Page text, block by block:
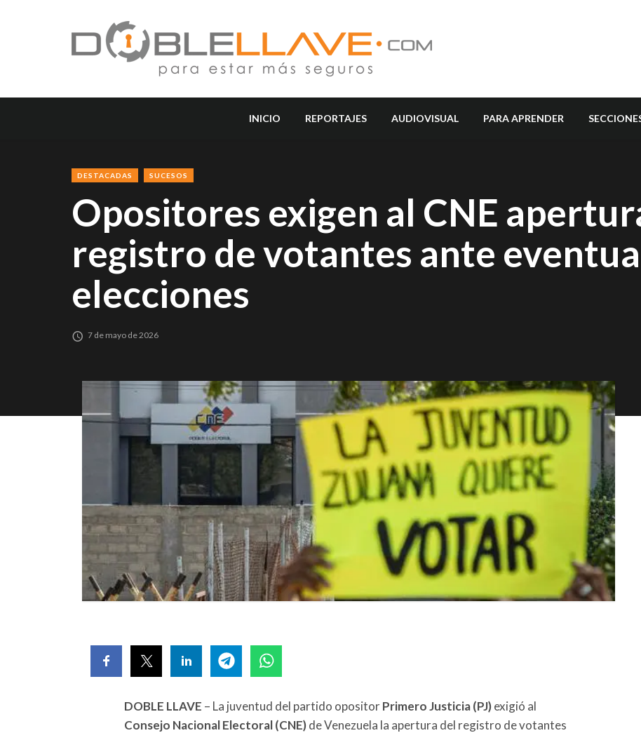
INICIO REPORTAJES AUDIOVISUAL PARA APRENDER
DESTACADAS SUCESOS
Opositores exigen al CNE
registro de votantes ante
elecciones
7 de mayo de 2026
DOBLE LLAVE – La juventud del partido opositorPrimero Justicia (PJ)exigió al
Consejo Nacional Electoral (CNE)de Venezuela la apertura del registro de votantes